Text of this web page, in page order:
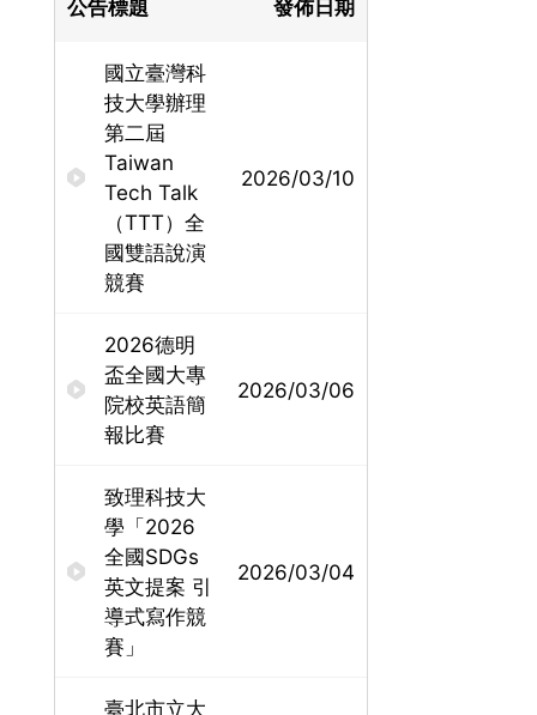
公告標題 發佈日期
國立臺灣科
技大學辦理
第二屆
Taiwan
Tech Talk
（TTT）全
國雙語說演
競賽
2026/03/10
2026德明
盃全國大專
院校英語簡
報比賽
2026/03/06
致理科技大
學「2026
全國SDGs
英文提案 引
導式寫作競
賽」
2026/03/04
臺北市立大